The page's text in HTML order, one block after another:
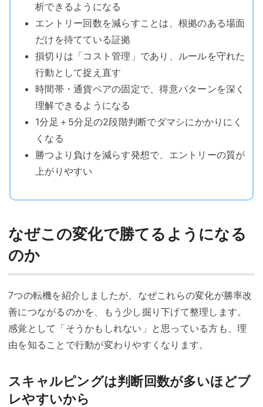
析できるようになる
エントリー回数を減らすことは、根拠のある場面
だけを待てている証拠
損切りは「コスト管理」であり、ルールを守れた
行動として捉え直す
時間帯・通貨ペアの固定で、得意パターンを深く
理解できるようになる
1分足＋5分足の2段階判断でダマシにかかりにく
くなる
勝つより負けを減らす発想で、エントリーの質が
上がりやすい
なぜこの変化で勝てるようになる
のか
7つの転機を紹介しましたが、なぜこれらの変化が勝率改
善につながるのかを、もう少し掘り下げて整理します。
感覚として「そうかもしれない」と思っている方も、理
由を知ることで行動が変わりやすくなります。
スキャルピングは判断回数が多いほどブ
レやすいから